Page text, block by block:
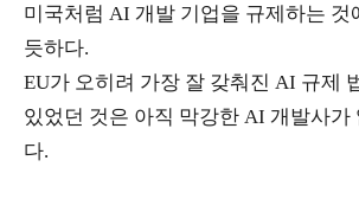
미국처럼 AI 개발 기업을 규제하는 것
듯하다.
EU가 오히려 가장 잘 갖춰진 AI 규제
있었던 것은 아직 막강한 AI 개발사가
다.